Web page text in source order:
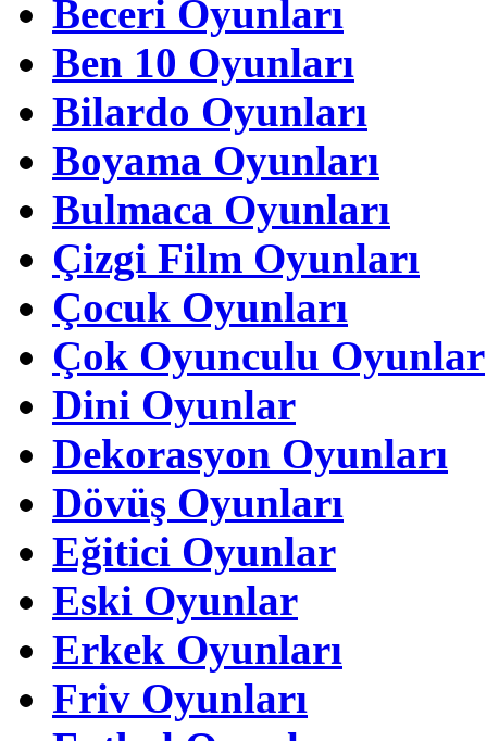
Beceri Oyunları
Ben 10 Oyunları
Bilardo Oyunları
Boyama Oyunları
Bulmaca Oyunları
Çizgi Film Oyunları
Çocuk Oyunları
Çok Oyunculu Oyunlar
Dini Oyunlar
Dekorasyon Oyunları
Dövüş Oyunları
Eğitici Oyunlar
Eski Oyunlar
Erkek Oyunları
Friv Oyunları